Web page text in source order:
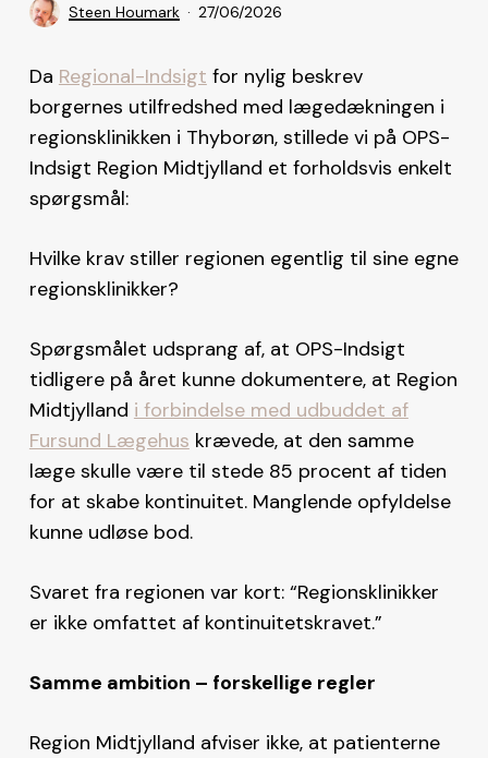
Steen Houmark 27/06/2026
Da Regional-Indsigt for nylig beskrev
borgernes utilfredshed med lægedækningen i
regionsklinikken i Thyborøn, stillede vi på OPS-
Indsigt Region Midtjylland et forholdsvis enkelt
spørgsmål:
Hvilke krav stiller regionen egentlig til sine egne
regionsklinikker?
Spørgsmålet udsprang af, at OPS-Indsigt
tidligere på året kunne dokumentere, at Region
Midtjylland i forbindelse med udbuddet af
Fursund Lægehus krævede, at den samme
læge skulle være til stede 85 procent af tiden
for at skabe kontinuitet. Manglende opfyldelse
kunne udløse bod.
Svaret fra regionen var kort: “Regionsklinikker
er ikke omfattet af kontinuitetskravet.”
Samme ambition – forskellige regler
Region Midtjylland afviser ikke, at patienterne